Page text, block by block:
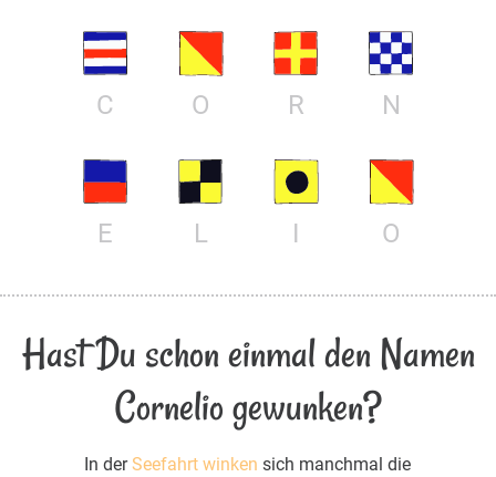
C O R N
E L I O
Hast Du schon einmal den Namen
Cornelio gewunken?
In derSeefahrt winken sich manchmal die